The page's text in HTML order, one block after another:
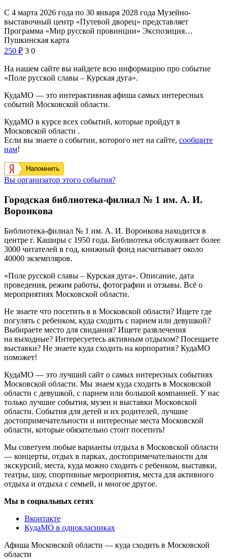
С 4 марта 2026 года по 30 января 2028 года Музейно-
выставочный центр «Путевой дворец» представляет
Программа «Мир русской провинции» Экспозиция…
Пушкинская карта
250 ₽ 3 0
На нашем сайте вы найдете всю информацию про событие
«Поле русской славы – Курская дуга».
КудаМО — это интерактивная афиша самых интересных
событий Московской области.
КудаМО в курсе всех событий, которые пройдут в
Московской области .
Если вы знаете о событии, которого нет на сайте, сообщите
нам!
Напомнить
Вы организатор этого события?
Городская библиотека-филиал № 1 им. А. И.
Воронкова
Библиотека-филиал № 1 им. А. И. Воронкова находится в
центре г. Каширы с 1950 года. Библиотека обслуживает более
3000 читателей в год, книжный фонд насчитывает около
40000 экземпляров.
«Поле русской славы – Курская дуга». Описание, дата
проведения, режим работы, фотографии и отзывы. Всё о
мероприятиях Московской области.
Не знаете что посетить в в Московской области? Ищете где
погулять с ребенком, куда сходить с парнем или девушкой?
Выбираете место для свидания? Ищете развлечения
на выходные? Интересуетесь активным отдыхом? Посещаете
выставки? Не знаете куда сходить на корпоратив? КудаМО
поможет!
КудаМО — это лучший сайт о самых интересных событиях
Московской области. Мы знаем куда сходить в Московской
области с девушкой, с парнем или большой компанией. У нас
только лучшие события, музеи и выставки Московской
области. События для детей и их родителей, лучшие
достопримечательности и интересные места Московской
области, которые обязательно стоит посетить!
Мы советуем любые варианты отдыха в Московской области
— концерты, отдых в парках, достопримечательности для
экскурсий, места, куда можно сходить с ребенком, выставки,
театры, шоу, спортивные мероприятия, места для активного
отдыха и отдыха с семьей, и многое другое.
Мы в социальных сетях
Вконтакте
КудаМО в однокласниках
Афиша Московской области — куда сходить в Московской
области